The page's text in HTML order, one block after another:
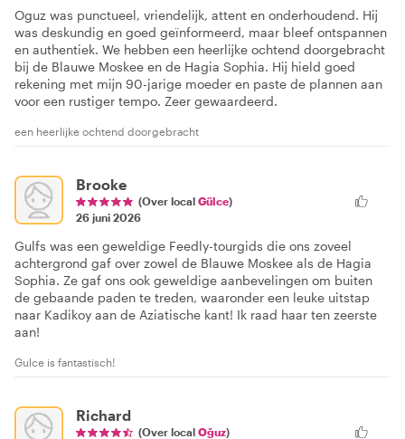
Oguz was punctueel, vriendelijk, attent en onderhoudend. Hij
was deskundig en goed geïnformeerd, maar bleef ontspannen
en authentiek. We hebben een heerlijke ochtend doorgebracht
bij de Blauwe Moskee en de Hagia Sophia. Hij hield goed
rekening met mijn 90-jarige moeder en paste de plannen aan
voor een rustiger tempo. Zeer gewaardeerd.
een heerlijke ochtend doorgebracht
Brooke
(Over local Gülce)
26 juni 2026
Gulfs was een geweldige Feedly-tourgids die ons zoveel
achtergrond gaf over zowel de Blauwe Moskee als de Hagia
Sophia. Ze gaf ons ook geweldige aanbevelingen om buiten
de gebaande paden te treden, waaronder een leuke uitstap
naar Kadikoy aan de Aziatische kant! Ik raad haar ten zeerste
aan!
Gulce is fantastisch!
Richard
(Over local Oğuz)